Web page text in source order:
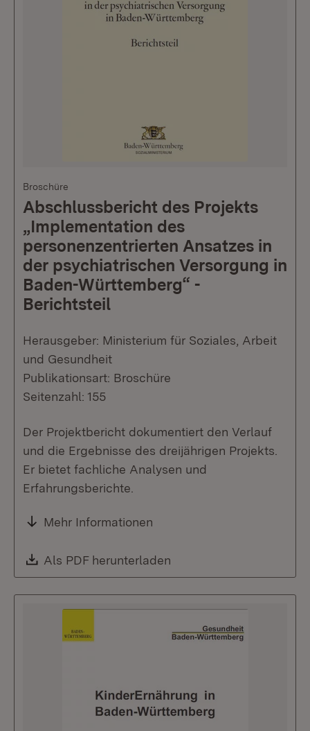
Broschüre
Abschlussbericht des Projekts
„Implementation des
personenzentrierten Ansatzes in
der psychiatrischen Versorgung in
Baden-Württemberg“ -
Berichtsteil
Herausgeber: Ministerium für Soziales, Arbeit
und Gesundheit
Publikationsart: Broschüre
Seitenzahl: 155
Der Projektbericht dokumentiert den Verlauf
und die Ergebnisse des dreijährigen Projekts.
Er bietet fachliche Analysen und
Erfahrungsberichte.
Mehr Informationen
Download:
Als PDF herunterladen